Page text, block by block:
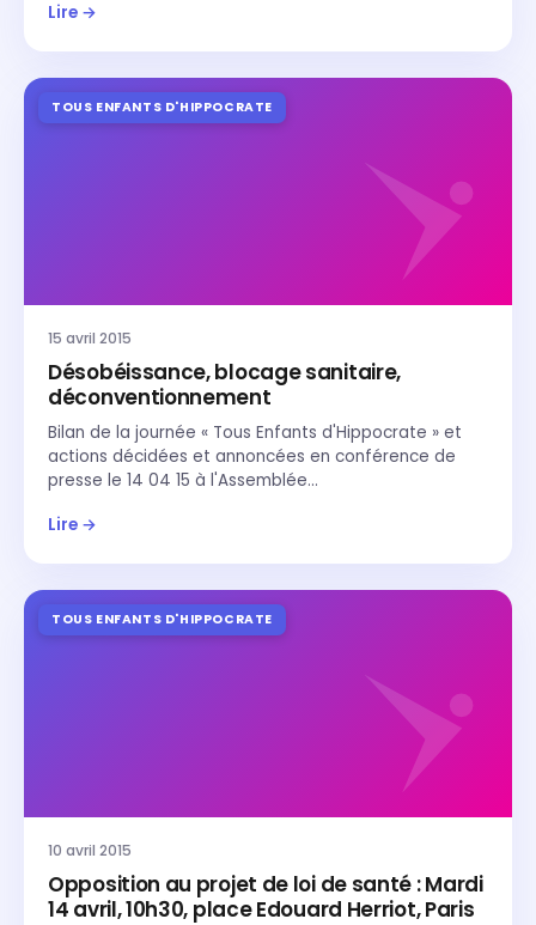
Lire →
TOUS ENFANTS D'HIPPOCRATE
15 avril 2015
Désobéissance, blocage sanitaire,
déconventionnement
Bilan de la journée « Tous Enfants d'Hippocrate » et
actions décidées et annoncées en conférence de
presse le 14 04 15 à l'Assemblée…
Lire →
TOUS ENFANTS D'HIPPOCRATE
10 avril 2015
Opposition au projet de loi de santé : Mardi
14 avril, 10h30, place Edouard Herriot, Paris